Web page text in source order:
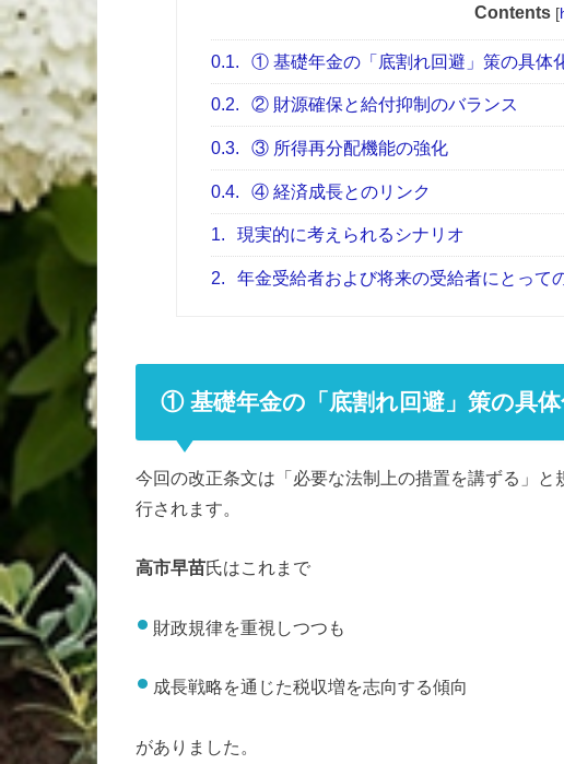
Contents [
0.1. ① 基礎年金の「底割れ回避」策の具体
0.2. ② 財源確保と給付抑制のバランス
0.3. ③ 所得再分配機能の強化
0.4. ④ 経済成長とのリンク
1. 現実的に考えられるシナリオ
2. 年金受給者および将来の受給者にとって
① 基礎年金の「底割れ回避」策の具
今回の改正条文は「必要な法制上の措置を講ずる」
行されます。
高市早苗氏はこれまで
財政規律を重視しつつも
成長戦略を通じた税収増を志向する傾向
がありました。